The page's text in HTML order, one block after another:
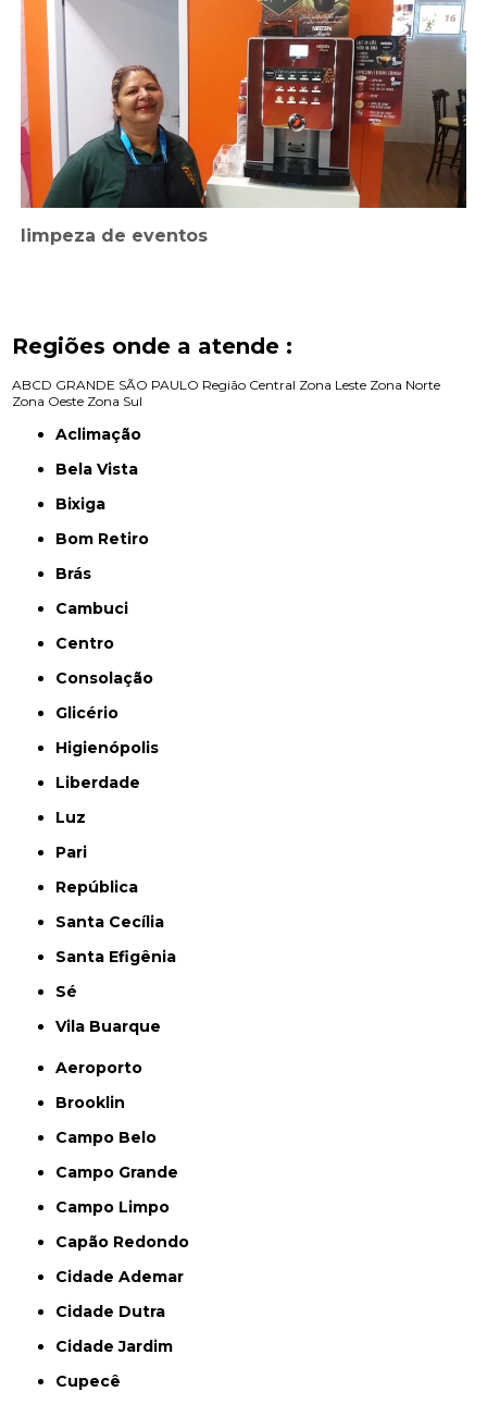
limpeza de eventos
Regiões onde a atende :
ABCD GRANDE SÃO PAULO Região Central Zona Leste Zona Norte
Zona Oeste Zona Sul
Aclimação
Bela Vista
Bixiga
Bom Retiro
Brás
Cambuci
Centro
Consolação
Glicério
Higienópolis
Liberdade
Luz
Pari
República
Santa Cecília
Santa Efigênia
Sé
Vila Buarque
Aeroporto
Brooklin
Campo Belo
Campo Grande
Campo Limpo
Capão Redondo
Cidade Ademar
Cidade Dutra
Cidade Jardim
Cupecê